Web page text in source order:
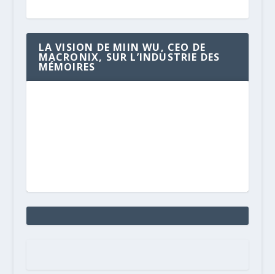
LA VISION DE MIIN WU, CEO DE
MACRONIX, SUR L’INDUSTRIE DES
MÉMOIRES